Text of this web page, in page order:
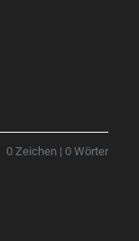
0 Zeichen |0 Wörter